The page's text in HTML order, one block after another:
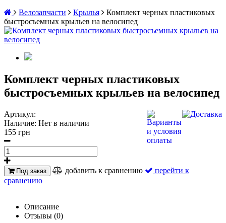
Велозапчасти
Крылья
Комплект черных пластиковых
быстросъемных крыльев на велосипед
Комплект черных пластиковых
быстросъемных крыльев на велосипед
Артикул:
Наличие: Нет в наличии
155 грн
Под заказ добавить к сравнению
перейти к
сравнению
Описание
Отзывы (0)